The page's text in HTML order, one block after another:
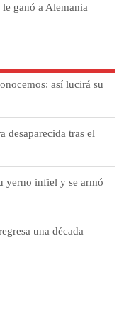
ganó a Alemania
así lucirá su
desaparecida tras el
yerno infiel y se armó
una década